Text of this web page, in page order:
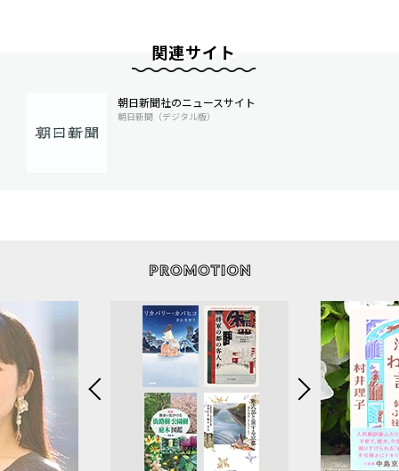
関連サイト
朝日新聞社のニュースサイト
朝日新聞（デジタル版）